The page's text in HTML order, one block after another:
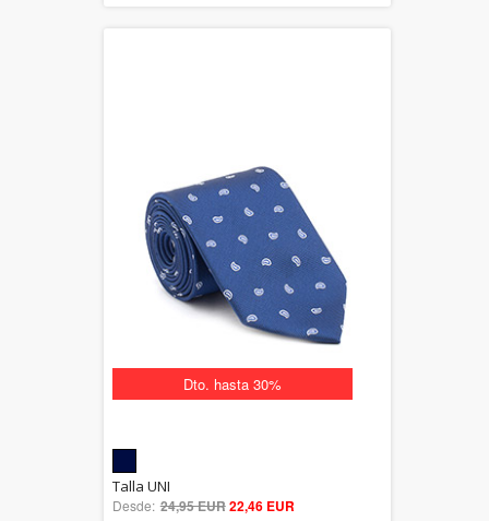
Dto. hasta 30%
out of 5
Talla UNI
Desde: 24,95 EUR22,46 EUR